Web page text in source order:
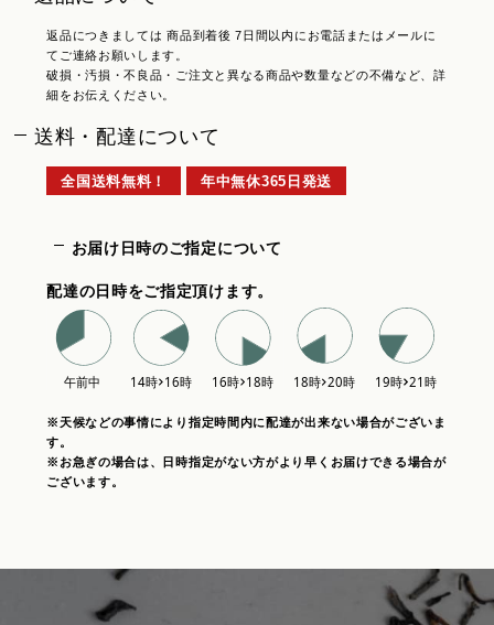
返品につきましては 商品到着後 7日間以内にお電話またはメールに
てご連絡お願いします。
破損・汚損・不良品・ご注文と異なる商品や数量などの不備など、詳
細をお伝えください。
送料・配達について
全国送料無料！ 年中無休365日発送
お届け日時のご指定について
配達の日時をご指定頂けます。
※天候などの事情により指定時間内に配達が出来ない場合がございま
す。
※お急ぎの場合は、日時指定がない方がより早くお届けできる場合が
ございます。